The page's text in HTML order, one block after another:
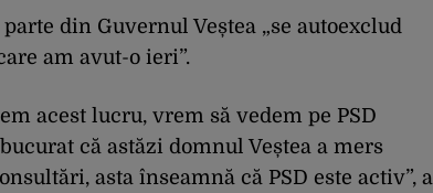
din Guvernul Veștea „se autoexclud
am avut-o ieri”.
acest lucru, vrem să vedem pe PSD
că astăzi domnul Veștea a mers
asta înseamnă că PSD este activ”, a